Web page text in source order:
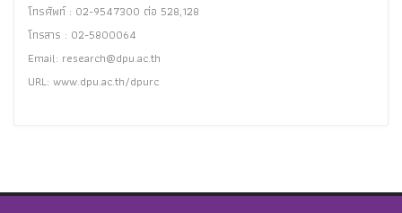
โทรศัพท์ : 02-9547300 ต่อ 528,128
โทรสาร : 02-5800064
Email: research@dpu.ac.th
URL: www.dpu.ac.th/dpurc